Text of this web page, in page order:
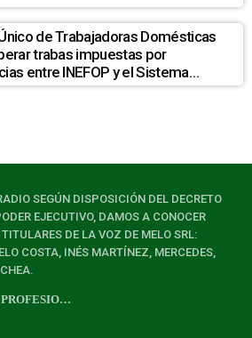
de Trabajadoras Domésticas
trabas impuestas por
entre INEFOP y el Sistema
Cuidados
SEGÚN DISPOSICIÓN DEL DECRETO
EJECUTIVO, DAMOS A CONOCER
DE LA VOZ DE MELO SRL:
COSTA, INÉS MARTÍNEZ, MERCEDES,
AGENDA DIGITAL DE PROFESIONALES